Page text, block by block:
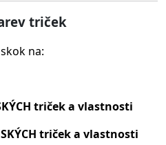
triček
na:
triček a vlastnosti
triček a vlastnosti